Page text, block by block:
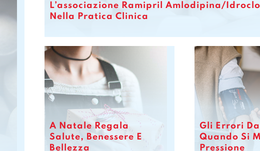
L’associazione Ramipril Amlodipina/
Nella Pratica Clinica
A Natale Regala
Salute, Benessere E
Bellezza
Gli Errori
Quando Si
Pressione